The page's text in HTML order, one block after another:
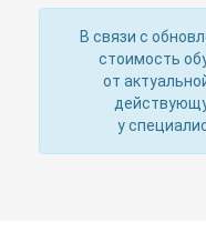
В связи с
стоимость
от
у